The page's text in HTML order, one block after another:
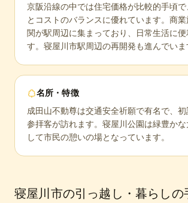
京阪沿線の中では住宅価格が比較的手頃
とコストのバランスに優れています。商
関が駅周辺に集まっており、日常生活に
す。寝屋川市駅周辺の再開発も進んでいま
名所・特徴
成田山不動尊は交通安全祈願で有名で、
参拝客が訪れます。寝屋川公園は緑豊かな
して市民の憩いの場となっています。
寝屋川市の引っ越し・暮らしの